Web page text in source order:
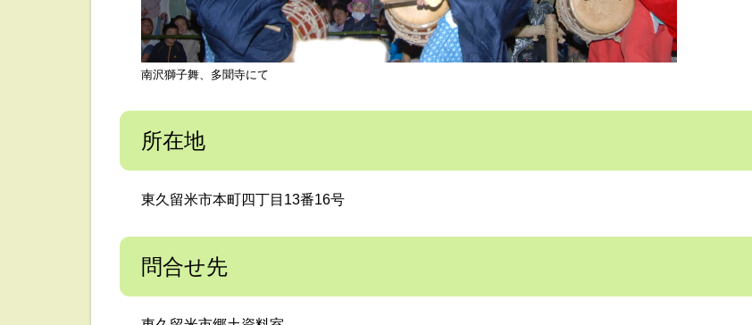
南沢獅子舞、多聞寺にて
所在地
東久留米市本町四丁目13番16号
問合せ先